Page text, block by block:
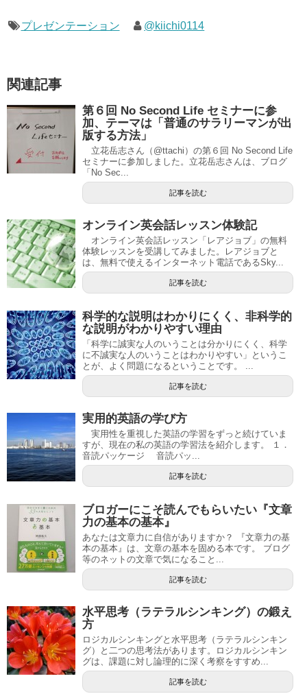
プレゼンテーション @kiichi0114
関連記事
第６回 No Second Life セミナーに参
加、テーマは「普通のサラリーマンが出
版する方法」
立花岳志さん（@ttachi）の第６回 No Second Life
セミナーに参加しました。立花岳志さんは、ブログ
「No Sec...
記事を読む
オンライン英会話レッスン体験記
オンライン英会話レッスン「レアジョブ」の無料
体験レッスンを受講してみました。レアジョブと
は、無料で使えるインターネット電話であるSky...
記事を読む
科学的な説明はわかりにくく、非科学的
な説明がわかりやすい理由
「科学に誠実な人のいうことは分かりにくく、科学
に不誠実な人のいうことはわかりやすい」というこ
とが、よく問題になるということです。 ...
記事を読む
実用的英語の学び方
実用性を重視した英語の学習をずっと続けていま
すが、現在の私の英語の学習法を紹介します。 １．
音読パッケージ 音読パッ...
記事を読む
ブロガーにこそ読んでもらいたい『文章
力の基本の基本』
あなたは文章力に自信がありますか？ 『文章力の基
本の基本』は、文章の基本を固める本です。 ブログ
等のネットの文章で気になること...
記事を読む
水平思考（ラテラルシンキング）の鍛え
方
ロジカルシンキングと水平思考（ラテラルシンキン
グ）と二つの思考法があります。ロジカルシンキン
グは、課題に対し論理的に深く考察をすすめ...
記事を読む